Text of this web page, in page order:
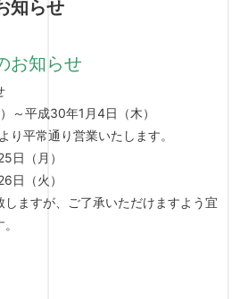
知らせ
お知らせ
～平成30年1月4日（木）
り平常通り営業いたします。
（月）
（火）
ますが、ご了承いただけますよう宜